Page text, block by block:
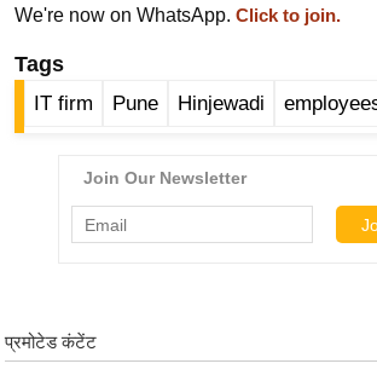
फ
म
रं
ली
We're now on WhatsApp. Click to join.
Tags
IT firm Pune Hinjewadi